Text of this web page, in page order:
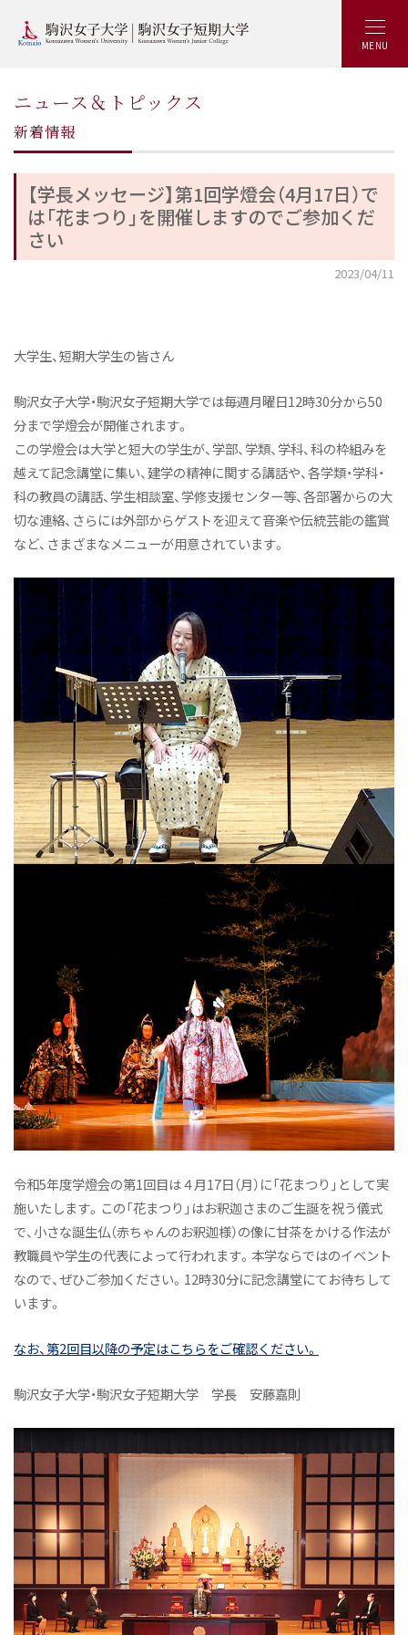
MENU
ニュース＆トピックス
新着情報
【学長メッセージ】第1回学燈会（4月17日）で
は「花まつり」を開催しますのでご参加くだ
さい
2023/04/11
大学生、短期大学生の皆さん
駒沢女子大学・駒沢女子短期大学では毎週月曜日12時30分から50
分まで学燈会が開催されます。
この学燈会は大学と短大の学生が、学部、学類、学科、科の枠組みを
越えて記念講堂に集い、建学の精神に関する講話や、各学類・学科・
科の教員の講話、学生相談室、学修支援センター等、各部署からの大
切な連絡、さらには外部からゲストを迎えて音楽や伝統芸能の鑑賞
など、さまざまなメニューが用意されています。
令和5年度学燈会の第1回目は４月17日（月）に「花まつり」として実
施いたします。この「花まつり」はお釈迦さまのご生誕を祝う儀式
で、小さな誕生仏（赤ちゃんのお釈迦様）の像に甘茶をかける作法が
教職員や学生の代表によって行われます。本学ならではのイベント
なので、ぜひご参加ください。12時30分に記念講堂にてお待ちして
います。
なお、第2回目以降の予定はこちらをご確認ください。
駒沢女子大学・駒沢女子短期大学 学長 安藤嘉則